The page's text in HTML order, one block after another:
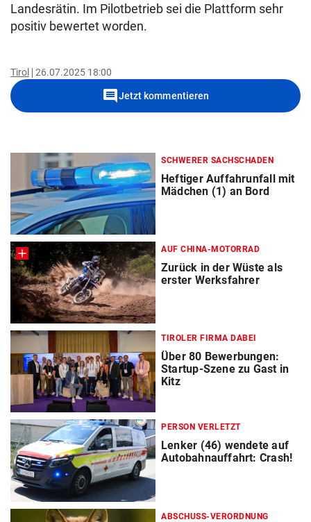
Landesrätin. Im Pilotbetrieb sei die Plattform sehr
positiv bewertet worden.
Tirol 26.07.2025 18:00
commentJetzt kommentieren
SCHWERER SACHSCHADEN
Heftiger Auffahrunfall mit
Mädchen (1) an Bord
AUF CHINA-MOTORRAD
Zurück in der Wüste als
erster Werksfahrer
TIROLER FIRMA DABEI
Über 80 Bewerbungen:
Startup-Szene zu Gast in
Kitz
PERSON VERLETZT
Lenker (46) wendete auf
Autobahnauffahrt: Crash!
ABSCHUSS-VERORDNUNG